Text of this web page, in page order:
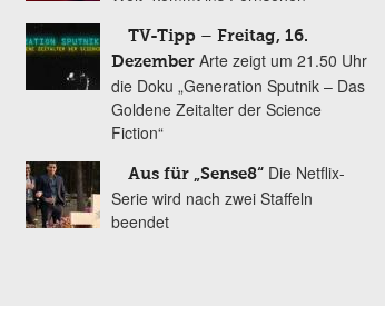
TV-Tipp – Freitag, 16.
Dezember Arte zeigt um 21.50 Uhr
die Doku „Generation Sputnik – Das
Goldene Zeitalter der Science
Fiction“
Aus für „Sense8“ Die Netflix-
Serie wird nach zwei Staffeln
beendet